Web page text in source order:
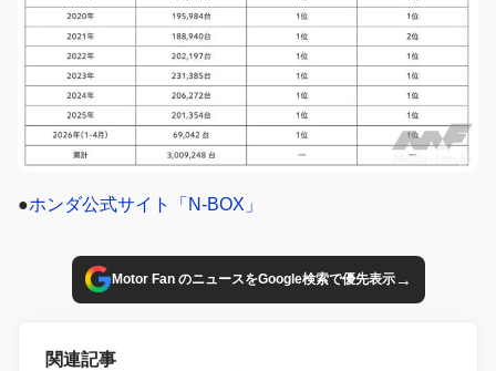
●ホンダ公式サイト「N-BOX」
Motor Fan のニュースをGoogle検索で優先表示→
関連記事